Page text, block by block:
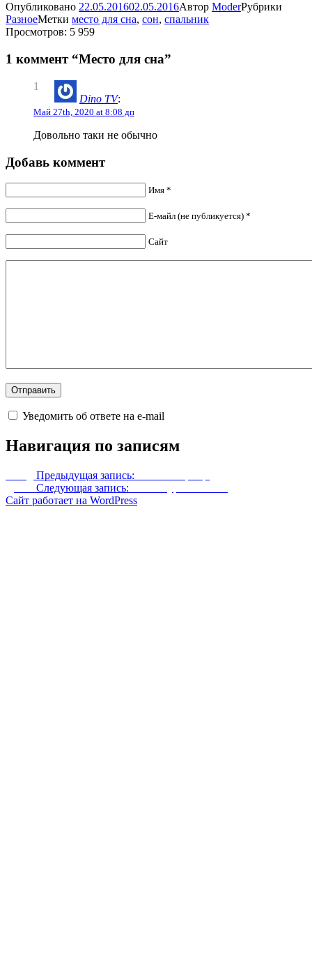
Опубликовано 22.05.201602.05.2016Автор ModerРубрики
РазноеМетки место для сна, сон, спальник
Просмотров: 5 959
1 коммент “Место для сна”
1
Dino TV:
Май 27th, 2020 at 8:08 дп
Довольно таки не обычно
Добавь коммент
Имя *
Е-майл (не публикуется) *
Сайт
Уведомить об ответе на e-mail
Навигация по записям
Предыдущая запись:
Следующая запись:
Сайт работает на WordPress